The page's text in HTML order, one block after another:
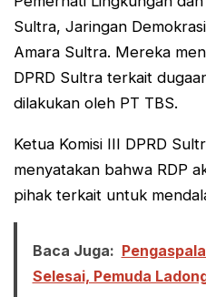
Sultra, Jaringan
Amara Sultra. Mereka
DPRD Sultra terkait
dilakukan oleh PT TBS.
Ketua Komisi III DPRD
menyatakan bahwa RDP
pihak terkait untuk
Baca Juga:
Selesai, Pemuda